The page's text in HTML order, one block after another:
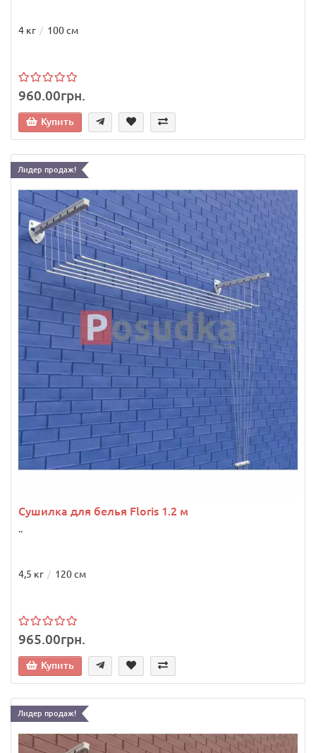
4 кг 100 см
960.00грн.
Купить
Лидер продаж!
Сушилка для белья Floris 1.2 м
..
4,5 кг 120 см
965.00грн.
Купить
Лидер продаж!